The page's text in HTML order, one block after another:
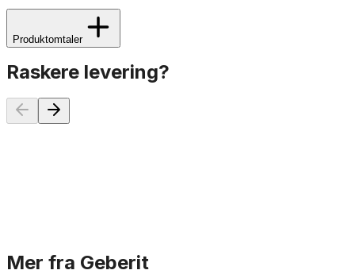
Produktomtaler
Raskere levering?
Mer fra Geberit